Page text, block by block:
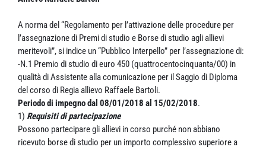
A norma del “Regolamento per l’attivazione delle procedure per
l’assegnazione di Premi di studio e Borse di studio agli allievi
meritevoli”, si indice un “Pubblico Interpello” per l’assegnazione di:
-N.1 Premio di studio di euro 450 (quattrocentocinquanta/00) in
qualità di Assistente alla comunicazione per il Saggio di Diploma
del corso di Regia allievo Raffaele Bartoli.
Periodo di impegno dal 08/01/2018 al 15/02/2018.
1) Requisiti di partecipazione
Possono partecipare gli allievi in corso purché non abbiano
ricevuto borse di studio per un importo complessivo superiore a